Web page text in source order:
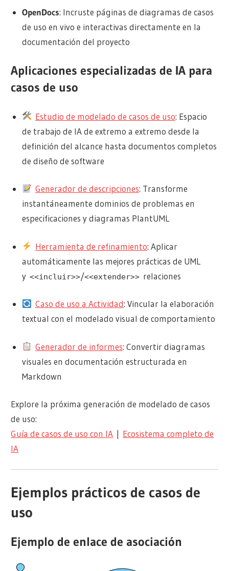
OpenDocs: Incruste páginas de diagramas de casos
de uso en vivo e interactivas directamente en la
documentación del proyecto
Aplicaciones especializadas de IA para
casos de uso
Estudio de modelado de casos de uso: Espacio
de trabajo de IA de extremo a extremo desde la
definición del alcance hasta documentos completos
de diseño de software
Generador de descripciones: Transforme
instantáneamente dominios de problemas en
especificaciones y diagramas PlantUML
Herramienta de refinamiento: Aplicar
automáticamente las mejores prácticas de UML
y <<incluir>>/<<extender>>relaciones
Caso de uso a Actividad: Vincular la elaboración
textual con el modelado visual de comportamiento
Generador de informes: Convertir diagramas
visuales en documentación estructurada en
Markdown
Explore la próxima generación de modelado de casos
de uso:
Guía de casos de uso con IA | Ecosistema completo de
IA
Ejemplos prácticos de casos de
uso
Ejemplo de enlace de asociación